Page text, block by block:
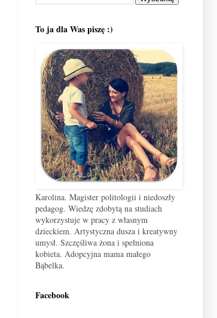
To ja dla Was piszę :)
Karolina. Magister politologii i niedoszły
pedagog. Wiedzę zdobytą na studiach
wykorzystuje w pracy z własnym
dzieckiem. Artystyczna dusza i kreatywny
umysł. Szczęśliwa żona i spełniona
kobieta. Adopcyjna mama małego
Bąbelka.
Facebook